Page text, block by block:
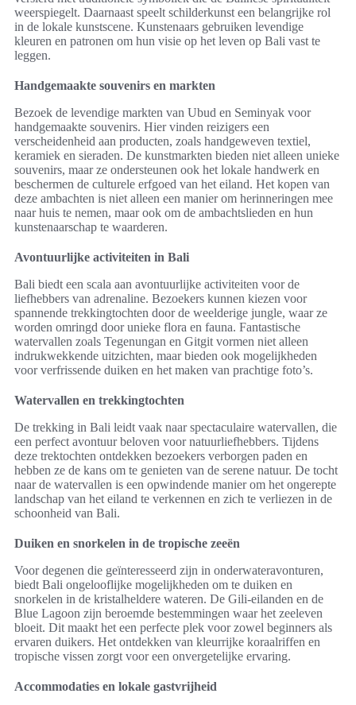
weerspiegelt. Daarnaast speelt schilderkunst een belangrijke rol
in de lokale kunstscene. Kunstenaars gebruiken levendige
kleuren en patronen om hun visie op het leven op Bali vast te
leggen.
Handgemaakte souvenirs en markten
Bezoek de levendige markten van Ubud en Seminyak voor
handgemaakte souvenirs. Hier vinden reizigers een
verscheidenheid aan producten, zoals handgeweven textiel,
keramiek en sieraden. De kunstmarkten bieden niet alleen unieke
souvenirs, maar ze ondersteunen ook het lokale handwerk en
beschermen de culturele erfgoed van het eiland. Het kopen van
deze ambachten is niet alleen een manier om herinneringen mee
naar huis te nemen, maar ook om de ambachtslieden en hun
kunstenaarschap te waarderen.
Avontuurlijke activiteiten in Bali
Bali biedt een scala aan avontuurlijke activiteiten voor de
liefhebbers van adrenaline. Bezoekers kunnen kiezen voor
spannende trekkingtochten door de weelderige jungle, waar ze
worden omringd door unieke flora en fauna. Fantastische
watervallen zoals Tegenungan en Gitgit vormen niet alleen
indrukwekkende uitzichten, maar bieden ook mogelijkheden
voor verfrissende duiken en het maken van prachtige foto’s.
Watervallen en trekkingtochten
De trekking in Bali leidt vaak naar spectaculaire watervallen, die
een perfect avontuur beloven voor natuurliefhebbers. Tijdens
deze trektochten ontdekken bezoekers verborgen paden en
hebben ze de kans om te genieten van de serene natuur. De tocht
naar de watervallen is een opwindende manier om het ongerepte
landschap van het eiland te verkennen en zich te verliezen in de
schoonheid van Bali.
Duiken en snorkelen in de tropische zeeën
Voor degenen die geïnteresseerd zijn in onderwateravonturen,
biedt Bali ongelooflijke mogelijkheden om te duiken en
snorkelen in de kristalheldere wateren. De Gili-eilanden en de
Blue Lagoon zijn beroemde bestemmingen waar het zeeleven
bloeit. Dit maakt het een perfecte plek voor zowel beginners als
ervaren duikers. Het ontdekken van kleurrijke koraalriffen en
tropische vissen zorgt voor een onvergetelijke ervaring.
Accommodaties en lokale gastvrijheid